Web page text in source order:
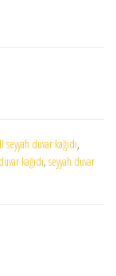
seyyah duvar kağıdı,
kağıdı, seyyah duvar